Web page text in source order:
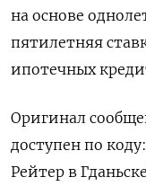
на основе
пятилетняя
ипотечных
Оригинал
доступен по
Рейтер в